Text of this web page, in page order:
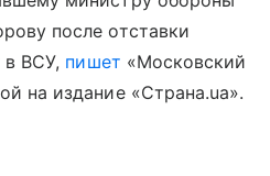
после отставки
в ВСУ, пишет «Московский
на издание «Страна.ua».